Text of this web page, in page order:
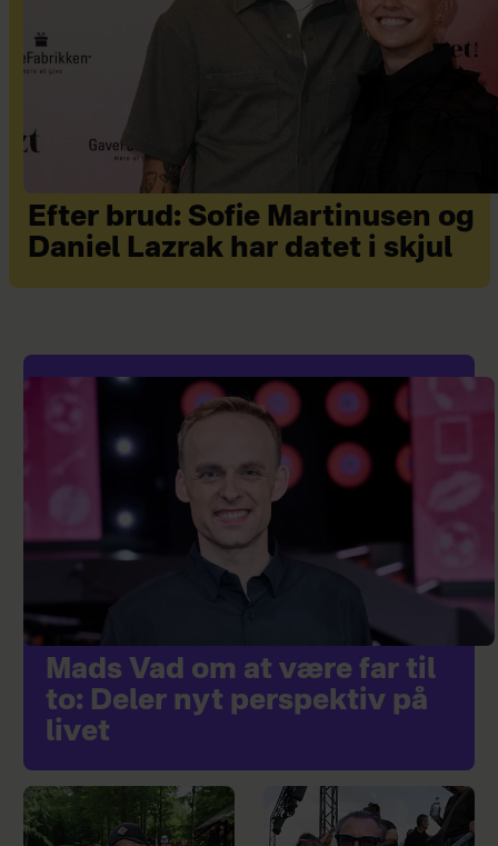
Efter brud: Sofie Martinusen og
Daniel Lazrak har datet i skjul
Mads Vad om at være far til
to: Deler nyt perspektiv på
livet